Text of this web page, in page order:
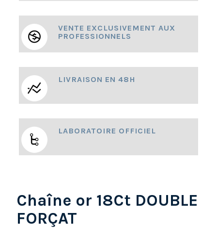
VENTE EXCLUSIVEMENT AUX
PROFESSIONNELS
LIVRAISON EN 48H
LABORATOIRE OFFICIEL
Chaîne or 18Ct DOUBLE
FORÇAT